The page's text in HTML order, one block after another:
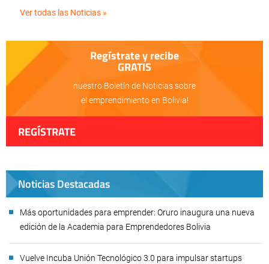
Ver todas las Noticias »
Regístrate y recibe
GRATIS
nuestro Boletín de Noticias sobre
el emprendimiento en Bolivia!
REGÍSTRATE
Noticias Destacadas
Más oportunidades para emprender: Oruro inaugura una nueva
edición de la Academia para Emprendedores Bolivia
Vuelve Incuba Unión Tecnológico 3.0 para impulsar startups